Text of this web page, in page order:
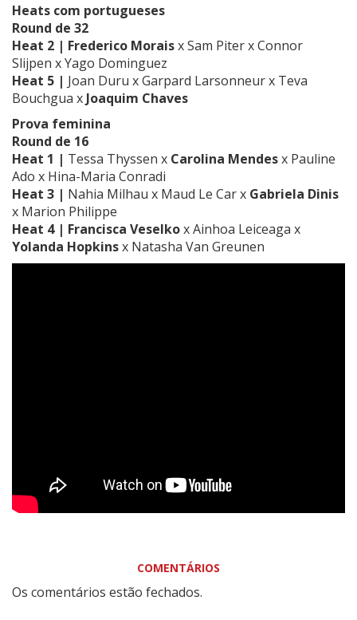
Heats com portugueses
Round de 32
Heat 2 | Frederico Moraisx Sam Piter x Connor
Slijpen x Yago Dominguez
Heat 5 | Joan Duru x Garpard Larsonneur x Teva
Bouchgua x Joaquim Chaves
Prova feminina
Round de 16
Heat 1 | Tessa Thyssen x Carolina Mendesx Pauline
Ado x Hina-Maria Conradi
Heat 3 | Nahia Milhau x Maud Le Car x Gabriela Dinis
x Marion Philippe
Heat 4 | Francisca Veselkox Ainhoa Leiceaga x
Yolanda Hopkinsx Natasha Van Greunen
COMENTÁRIOS
Os comentários estão fechados.